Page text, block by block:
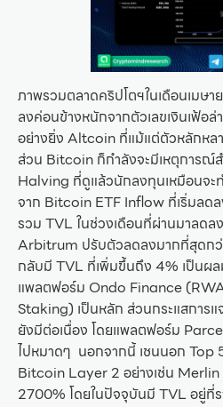
ภาพรวมตลาดคริปโตฯในเดือนเมษ
ลงค่อนข้างหนักจากตัวเลขเงินเฟ้อล่
อย่างยิ่ง Altcoin ที่แม้แต่ตัวหลักห
ส่วน Bitcoin ก็กำลังจะมีเหตุการ
Halving ที่ดูแล้วนักลงทุนเหมือนจะ
จาก Bitcoin ETF Inflow ที่เริ่มลด
รวม TVL ในช่วงเดือนที่ผ่านมาลดล
Arbitrum ปรับตัวลดลงมากที่สุดกว่
กลับมี TVL ที่เพิ่มขึ้นถึง 4% เป็นผ
แพลตฟอร์ม Ondo Finance
Staking) เป็นหลัก ส่วนกระแสกา
ยังมีต่อเนื่อง โดยแพลตฟอร์ม
ไปหมาดๆ นอกจากนี้ เชนนอก Top
Bitcoin Layer 2 อย่างเช่น Merlin
2700% โดยในปัจจุบันมี TVL อยู่ที่